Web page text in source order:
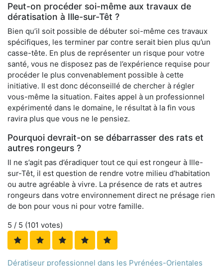
Peut-on procéder soi-même aux travaux de
dératisation à Ille-sur-Têt ?
Bien qu’il soit possible de débuter soi-même ces travaux
spécifiques, les terminer par contre serait bien plus qu’un
casse-tête. En plus de représenter un risque pour votre
santé, vous ne disposez pas de l’expérience requise pour
procéder le plus convenablement possible à cette
initiative. Il est donc déconseillé de chercher à régler
vous-même la situation. Faites appel à un professionnel
expérimenté dans le domaine, le résultat à la fin vous
ravira plus que vous ne le pensiez.
Pourquoi devrait-on se débarrasser des rats et
autres rongeurs ?
Il ne s’agit pas d’éradiquer tout ce qui est rongeur à Ille-
sur-Têt, il est question de rendre votre milieu d’habitation
ou autre agréable à vivre. La présence de rats et autres
rongeurs dans votre environnement direct ne présage rien
de bon pour vous ni pour votre famille.
5 / 5 (101 votes)
Dératiseur professionnel dans les Pyrénées-Orientales